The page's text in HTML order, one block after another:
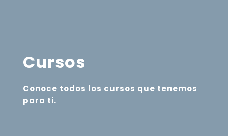
Cursos
Conoce todos los cursos que tenemos
para ti.